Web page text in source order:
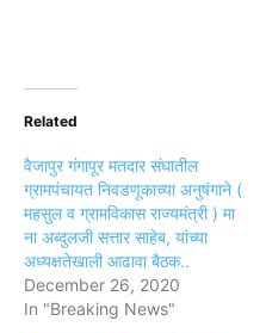
Related
वैजापुर गंगापूर मतदार संघातील
ग्रामपंचायत निवडणूकाच्या अनुषंगाने (
महसुल व ग्रामविकास राज्यमंत्री ) मा
ना अब्दुलजी सत्तार साहेब, यांच्या
अध्यक्षतेखाली आढावा बैठक..
December 26, 2020
In "Breaking News"